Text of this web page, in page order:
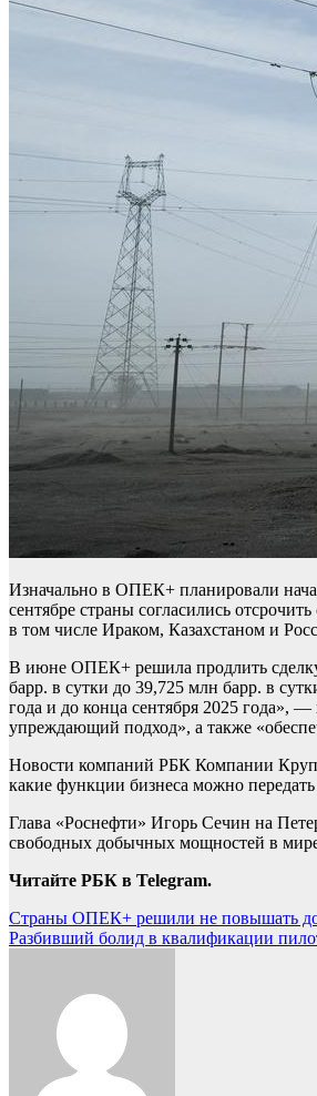
Изначально в ОПЕК+ планировали
сентябре страны согласились
в том числе Ираком, Казахстаном и
В июне ОПЕК+ решила продлить
барр. в сутки до 39,725 млн барр. в
года и до конца сентября 2025 года»,
упреждающий подход», а также
Новости компаний РБК Компании
какие функции бизнеса можно
Глава «Роснефти» Игорь Сечин на
свободных добычных мощностей в
Читайте РБК в Telegram.
Навигация
по
Страны ОПЕК+ решили не повышать
Разбивший болид в квалификации